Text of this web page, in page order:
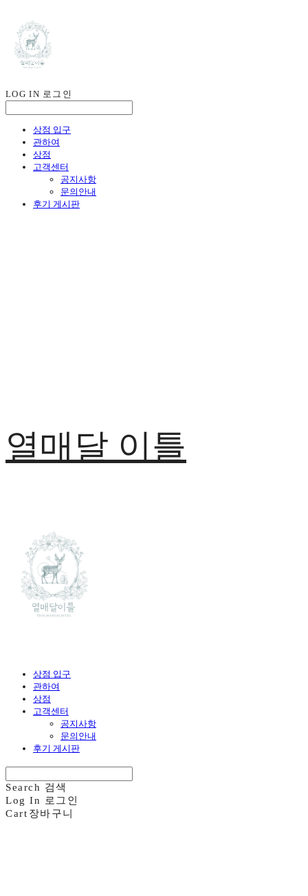
LOG IN 로그인
상점 입구
관하여
상점
고객센터
공지사항
문의안내
후기 게시판
열매달 이틀
상점 입구
관하여
상점
고객센터
공지사항
문의안내
후기 게시판
Search 검색
Log In
로그인
Cart 장바구니